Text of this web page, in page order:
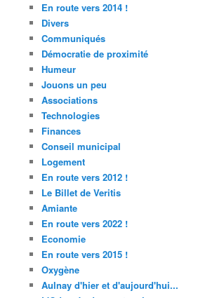
En route vers 2014 !
Divers
Communiqués
Démocratie de proximité
Humeur
Jouons un peu
Associations
Technologies
Finances
Conseil municipal
Logement
En route vers 2012 !
Le Billet de Veritis
Amiante
En route vers 2022 !
Economie
En route vers 2015 !
Oxygène
Aulnay d'hier et d'aujourd'hui...